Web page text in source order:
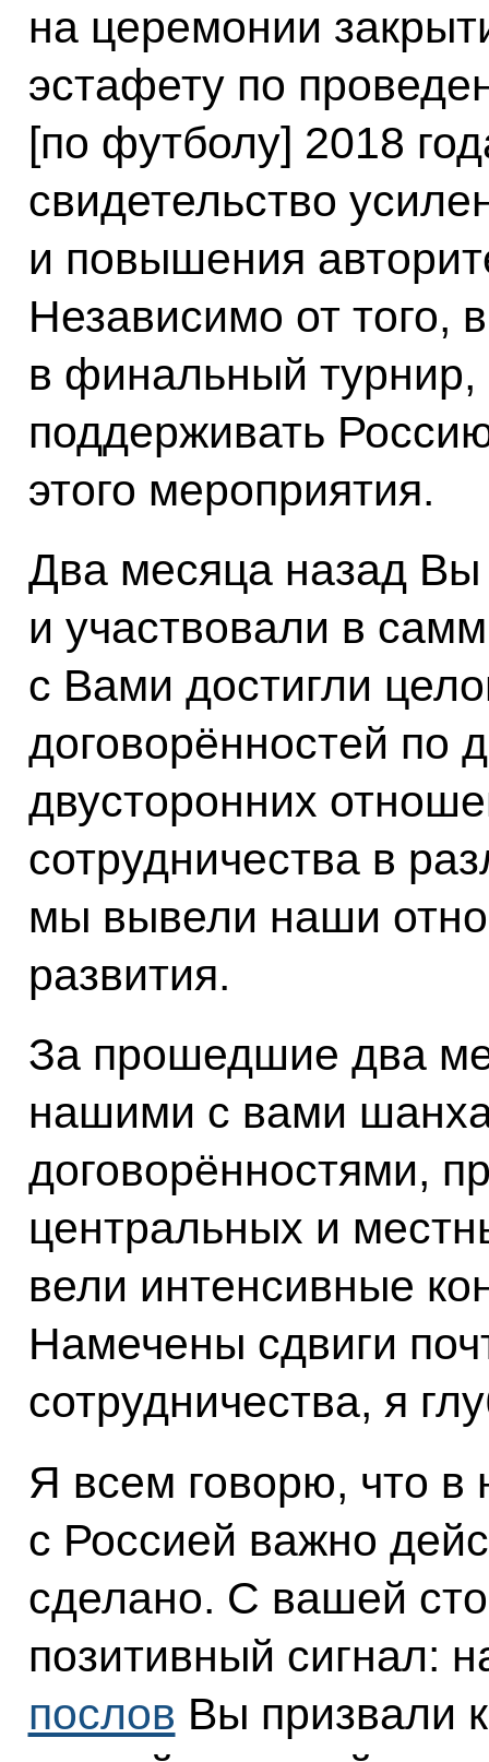
на церемонии
эстафету по
[по футболу] 2018
свидетельство
и повышения
Независимо от того,
в финальный
поддерживать
этого мероприятия.
Два месяца назад
и участвовали в
с Вами достигли
договорённостей по
двусторонних
сотрудничества в
мы вывели наши
развития.
За прошедшие два
нашими с вами
договорённостями,
центральных и
вели интенсивные
Намечены сдвиги
сотрудничества, я
Я всем говорю, что в
с Россией важно
сделано. С вашей
позитивный сигнал:
послов Вы призвали